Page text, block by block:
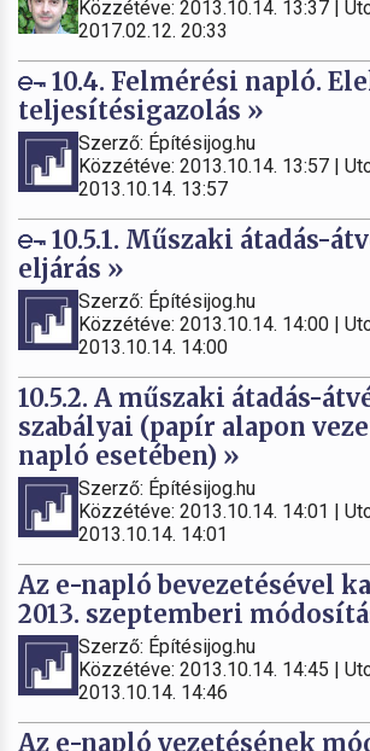
Közzétéve: 2013.10.14. 13:37 |
2017.02.12. 20:33
10.4. Felmérési napló.
teljesítésigazolás »
Szerző: Építésijog.hu
Közzétéve: 2013.10.14. 13:57 |
2013.10.14. 13:57
10.5.1. Műszaki átadás-
eljárás »
Szerző: Építésijog.hu
Közzétéve: 2013.10.14. 14:00 |
2013.10.14. 14:00
10.5.2. A műszaki átadás-
szabályai (papír alapon
napló esetében) »
Szerző: Építésijog.hu
Közzétéve: 2013.10.14. 14:01 |
2013.10.14. 14:01
Az e-napló bevezetésével
2013. szeptemberi
Szerző: Építésijog.hu
Közzétéve: 2013.10.14. 14:45 |
2013.10.14. 14:46
Az e-napló vezetésének